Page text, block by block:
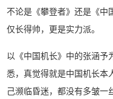
不论是《攀登者》还是《中
仅长得帅，更是实力派。
以《中国机长》中的张涵予
悉，真觉得就是中国机长
己濒临昏迷，都没有多皱一